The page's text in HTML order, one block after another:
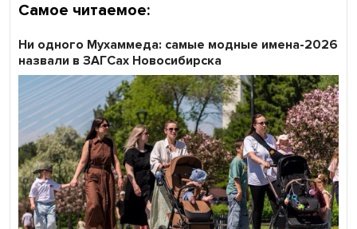
Самое читаемое:
Ни одного Мухаммеда: самые модные имена-2026
назвали в ЗАГСах Новосибирска